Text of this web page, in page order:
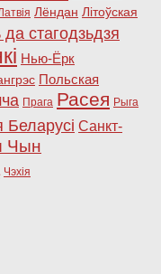
Лёндан Літоўская
стагодзьдзя
Нью-Ёрк
Польская
Прага Расея Рыга
Санкт-
Чын
Чэхія